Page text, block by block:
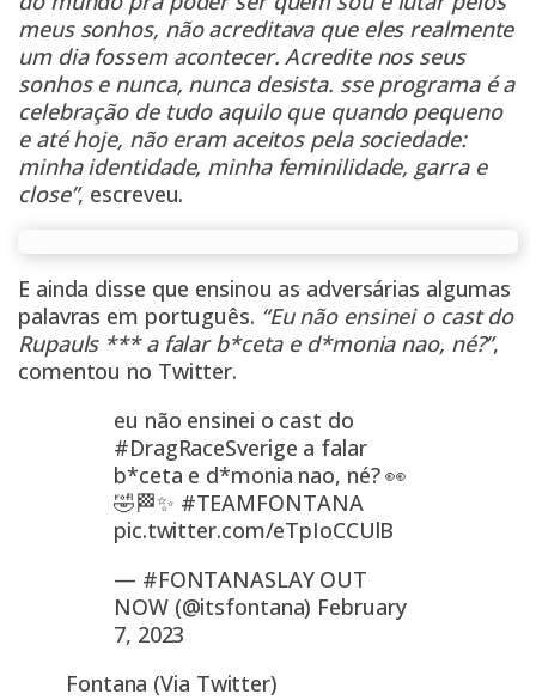
meus sonhos, não acreditava que eles realmente
um dia fossem acontecer. Acredite nos seus
sonhos e nunca, nunca desista. sse programa é a
celebração de tudo aquilo que quando pequeno
e até hoje, não eram aceitos pela sociedade:
minha identidade, minha feminilidade, garra e
close”, escreveu.
E ainda disse que ensinou as adversárias algumas
palavras em português. “Eu não ensinei o cast do
Rupauls *** a falar b*ceta e d*monia nao, né?”,
comentou no Twitter.
eu não ensinei o cast do
#DragRaceSverige a falar
b*ceta e d*monia nao, né? 👀
🤣🏁✨ #TEAMFONTANA
pic.twitter.com/eTpIoCCUlB
— #FONTANASLAY OUT
NOW (@itsfontana) February
7, 2023
Fontana (Via Twitter)